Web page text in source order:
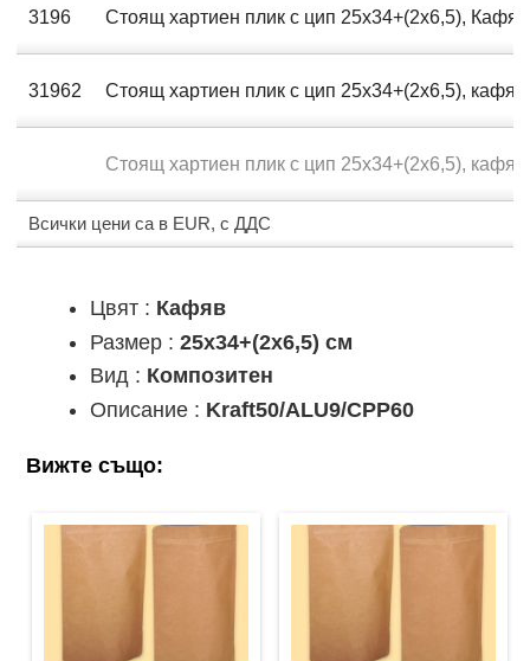
3196 Стоящ хартиен плик с цип 25х34+(2х6,5),
31962 Стоящ хартиен плик с цип 25х34+(2х6,5),
Стоящ хартиен плик с цип 25х34+(2х6,5),
Всички цени са в EUR, с ДДС
Цвят : Кафяв
Размер : 25х34+(2х6,5) см
Вид : Композитен
Описание : Kraft50/ALU9/CPP60
Вижте също: